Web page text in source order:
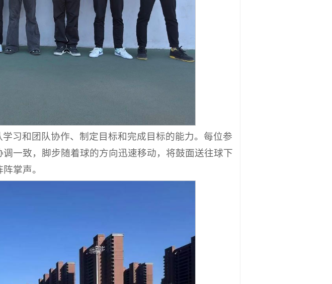
习和团队协作、制定目标和完成目标的能力。每位参
一致，脚步随着球的方向迅速移动，将鼓面送往球下
掌声。